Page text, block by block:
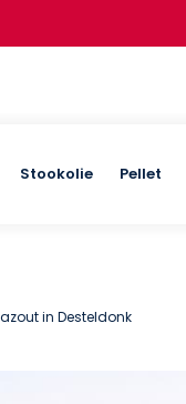
Main
Stookolie Pellet
in Desteldonk